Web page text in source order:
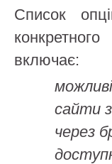
Список
включає:
сайти
через